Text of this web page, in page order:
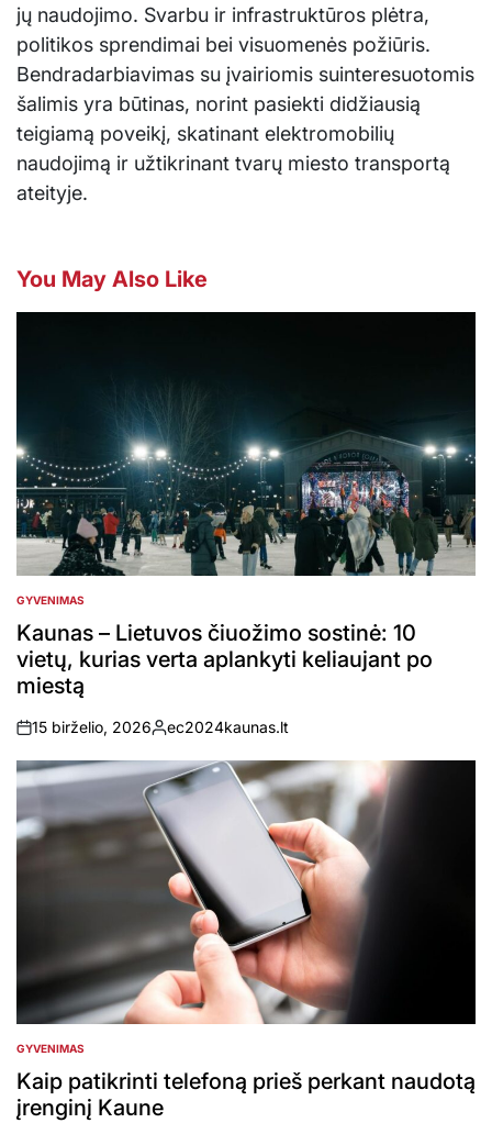
jų naudojimo. Svarbu ir infrastruktūros plėtra,
politikos sprendimai bei visuomenės požiūris.
Bendradarbiavimas su įvairiomis suinteresuotomis
šalimis yra būtinas, norint pasiekti didžiausią
teigiamą poveikį, skatinant elektromobilių
naudojimą ir užtikrinant tvarų miesto transportą
ateityje.
You May Also Like
POSTED
IN
GYVENIMAS
Kaunas – Lietuvos čiuožimo sostinė: 10
vietų, kurias verta aplankyti keliaujant po
miestą
on
15 birželio, 2026
Posted
by
ec2024kaunas.lt
POSTED
IN
GYVENIMAS
Kaip patikrinti telefoną prieš perkant naudotą
įrenginį Kaune